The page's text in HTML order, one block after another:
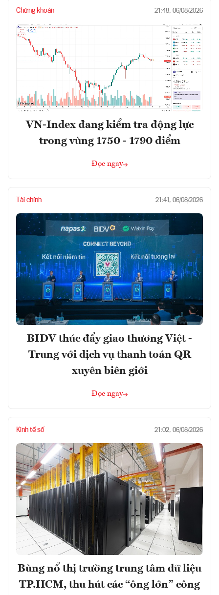
Chứng khoán 21:48, 06/08/2026
VN-Index đang kiểm tra động lực
trong vùng 1750 - 1790 điểm
Đọc ngay
Tài chính 21:41, 06/08/2026
BIDV thúc đẩy giao thương Việt -
Trung với dịch vụ thanh toán QR
xuyên biên giới
Đọc ngay
Kinh tế số 21:02, 06/08/2026
Bùng nổ thị trường trung tâm dữ liệu
TP.HCM, thu hút các “ông lớn” công